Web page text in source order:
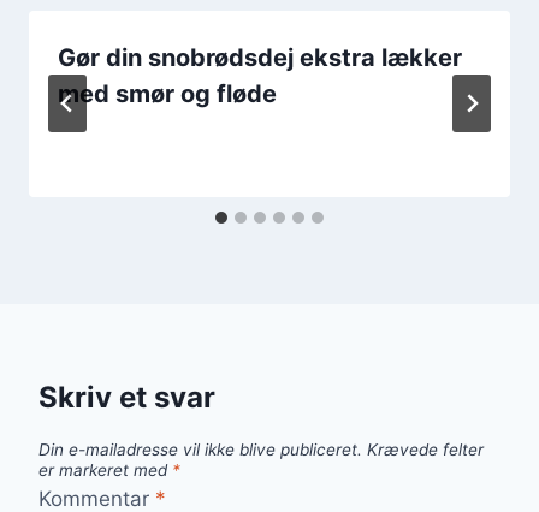
Gør din snobrødsdej ekstra lækker
med smør og fløde
Skriv et svar
Din e-mailadresse vil ikke blive publiceret. Krævede felter
er markeret med *
Kommentar *